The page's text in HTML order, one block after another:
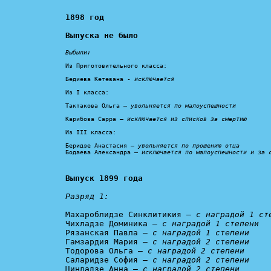
1898 год
Выпуска не было
Выбыли:
Из Приготовительного класса:
Бедиева Кетевана - исключается
Из I класса:
Тактакова Ольга – увольняется по малоуспешности
Карибова Сарра – исключается из списков за смертию
Из III класса:
Беридзе Анастасия – увольняется по прошению отца
Бодаева Александра – исключается по малоуспешности и за
Выпуск 1899 года
Разряд 1:
Махароблидзе Синклитикия – с наградой 1
Чихладзе Доминика – с наградой 1 степени
Рязанская Павла – с наградой 1 степени
Гамзардия Мария – с наградой 2 степени
Тодорова Ольга – с наградой 2 степени
Саларидзе София – с наградой 2 степени
Циндадзе Анна – с наградой 2 степени